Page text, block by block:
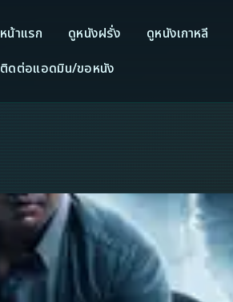
หน้าแรก ดูหนังฝรั่ง ดูหนังเกาหลี
ติดต่อแอดมิน/ขอหนัง